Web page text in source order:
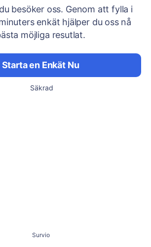
besöker oss. Genom att fylla i
enkät hjälper du oss nå
möjliga resutlat.
Starta en Enkät Nu
Säkrad
Survio